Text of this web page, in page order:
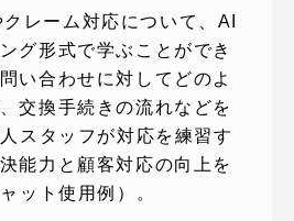
レーム対応について、AI
グ形式で学ぶことができ
い合わせに対してどのよ
交換手続きの流れなどを
スタッフが対応を練習す
能力と顧客対応の向上を
ット使用例）。